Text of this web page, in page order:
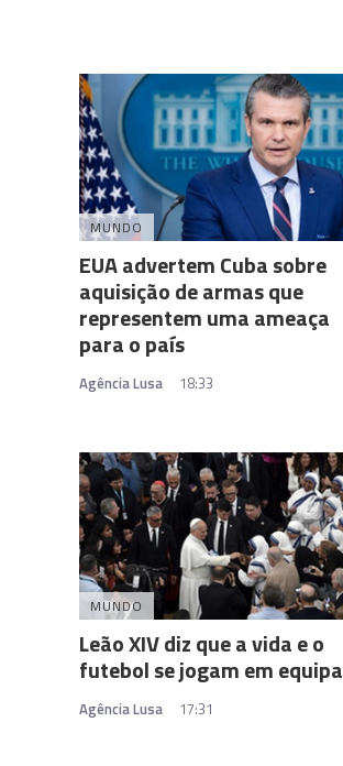
MUNDO
EUA advertem Cuba sobre
aquisição de armas que
representem uma ameaça
para o país
Agência Lusa 18:33
MUNDO
Leão XIV diz que a vida e o
futebol se jogam em equipa
Agência Lusa 17:31